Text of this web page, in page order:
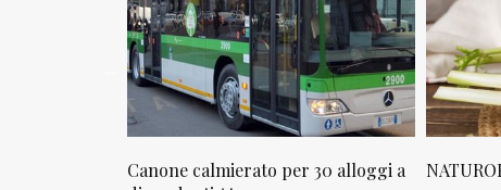
Canone calmierato per 30 alloggi a